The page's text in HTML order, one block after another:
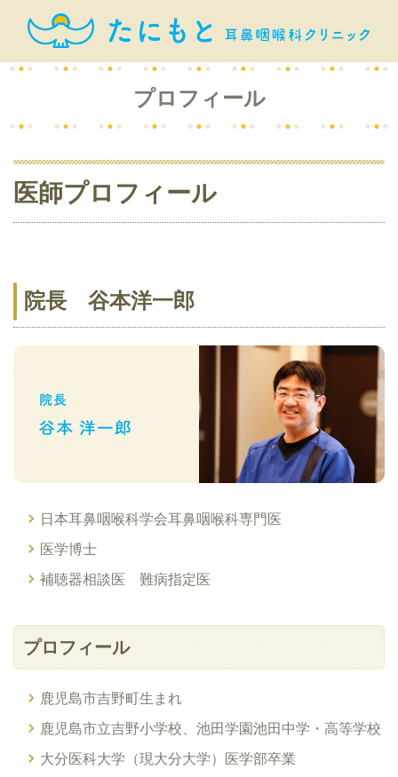
プロフィール
医師プロフィール
院長 谷本洋一郎
日本耳鼻咽喉科学会耳鼻咽喉科専門医
医学博士
補聴器相談医 難病指定医
プロフィール
鹿児島市吉野町生まれ
鹿児島市立吉野小学校、池田学園池田中学・高等学校
大分医科大学（現大分大学）医学部卒業